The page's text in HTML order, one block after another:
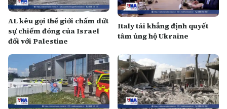
AL kêu gọi thế giới chấm dứt
sự chiếm đóng của Israel
đối với Palestine
Italy tái khẳng định quyết
tâm ủng hộ Ukraine